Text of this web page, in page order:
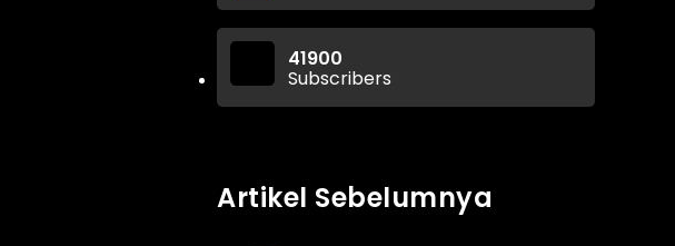
41900
Subscribers
Artikel Sebelumnya